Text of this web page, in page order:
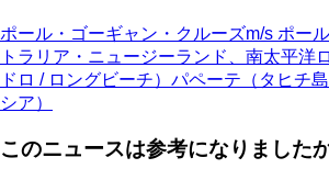
ポール・ゴーギャン・クルーズm/s ポー
トラリア・ニュージーランド、南太平洋
ドロ / ロングビーチ） パペーテ（タヒチ
シア）
このニュースは参考になりました